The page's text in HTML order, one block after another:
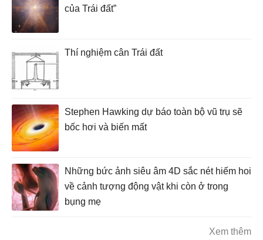
của Trái đất”
Thí nghiệm cân Trái đất
Stephen Hawking dự báo toàn bộ vũ trụ sẽ
bốc hơi và biến mất
Những bức ảnh siêu âm 4D sắc nét hiếm hoi
về cảnh tượng động vật khi còn ở trong
bụng mẹ
Xem thêm